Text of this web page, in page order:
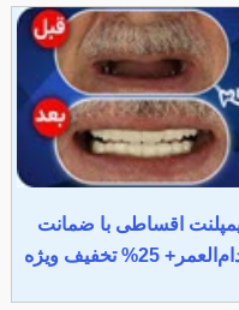
اقساطی با ضمانت
25% تخفیف ویژه